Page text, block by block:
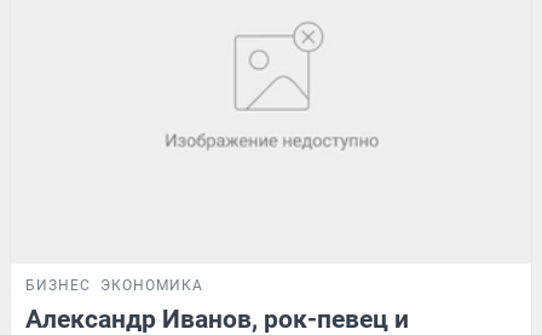
БИЗНЕС ЭКОНОМИКА
Александр Иванов, рок-певец и